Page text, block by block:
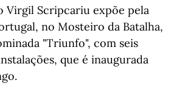
Virgil Scripcariu expõe pela
no Mosteiro da Batalha,
"Triunfo", com seis
que é inaugurada